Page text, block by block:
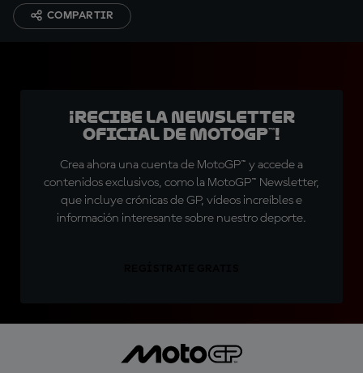
COMPARTIR
¡Recibe la Newsletter
oficial de MotoGP™!
Crea ahora una cuenta de MotoGP™ y accede a
contenidos exclusivos, como la MotoGP™ Newsletter,
que incluye crónicas de GP, vídeos increíbles e
información interesante sobre nuestro deporte.